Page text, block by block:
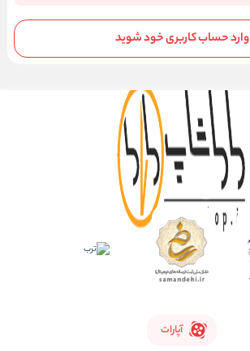
وارد حساب کاربری خود شوید
آپارات